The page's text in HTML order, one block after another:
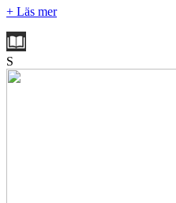
+ Läs mer
S